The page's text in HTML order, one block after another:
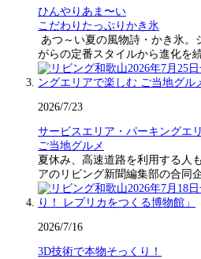
ひんやりあま〜い
こだわりたっぷりかき氷
あつ～い夏の風物詩・かき氷。
がらの定番スタイルから進化を
2026/7/23
サービスエリア・パーキングエ
ご当地グルメ
夏休み、高速道路を利用する人
アのリビング新聞編集部の合同
2026/7/16
3D技術で本物そっくり！